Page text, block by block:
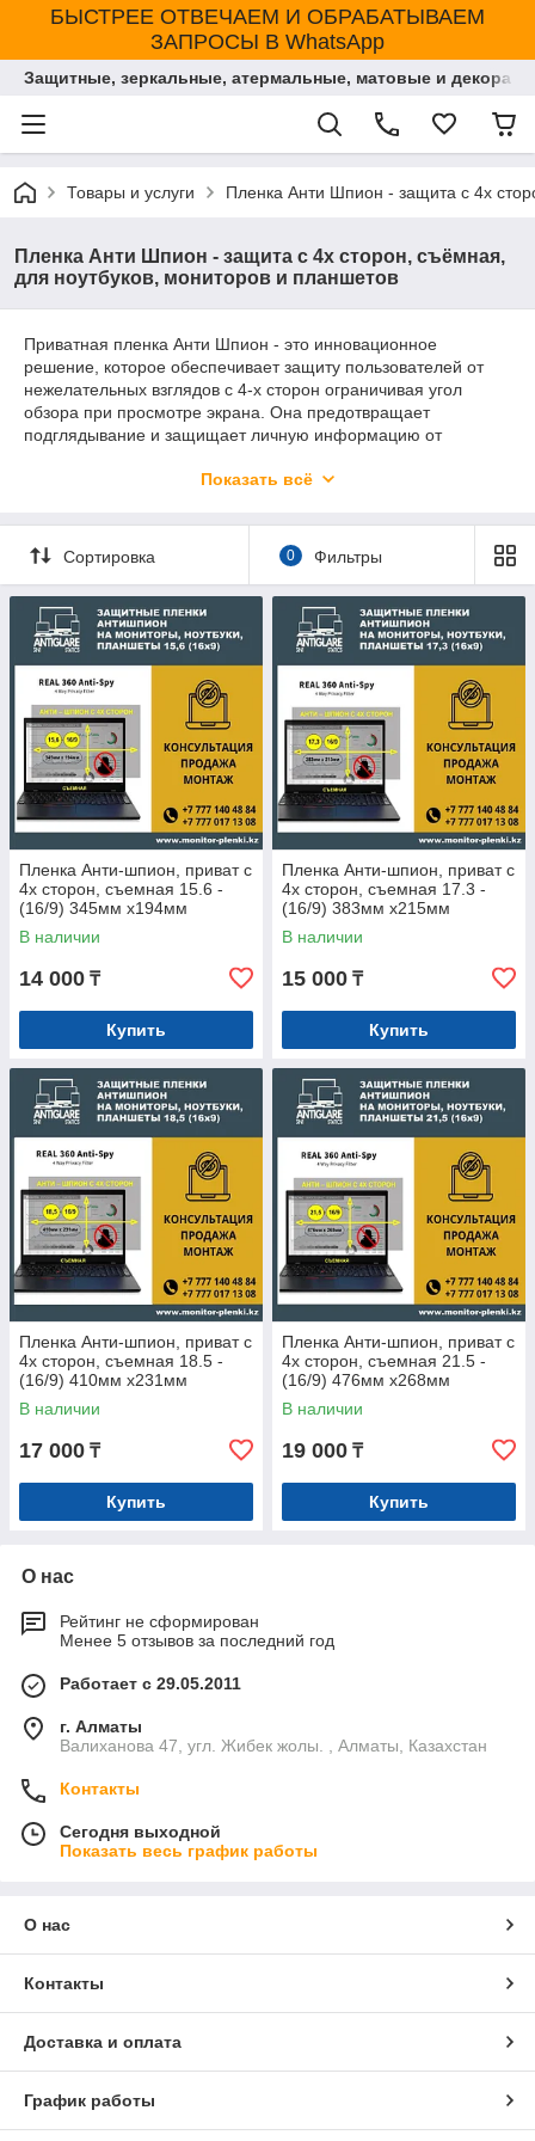
БЫСТРЕЕ ОТВЕЧАЕМ И ОБРАБАТЫВАЕМ
ЗАПРОСЫ В WhatsApp
Защитные, зеркальные, атермальные, матовые и
Товары и услуги Пленка Анти Шпион - защита с 4х
Пленка Анти Шпион - защита с 4х сторон, съёмная,
для ноутбуков, мониторов и планшетов
Приватная пленка Анти Шпион - это инновационное
решение, которое обеспечивает защиту пользователей от
нежелательных взглядов с 4‑х сторон ограничивая угол
обзора при просмотре экрана. Она предотвращает
подглядывание и защищает личную информацию от
отражения, улучшая качество изображения, уменьшая
устройства помогает сохранить конфиденциальность в
любой обстановке, делая использование устройства более
комфортным и безопасным.
Показать всё
Сортировка 0 Фильтры
Пленка Анти-шпион, приват с
4х сторон, съемная 15.6 -
(16/9) 345мм х194мм
В наличии
14 000 ₸
Купить
Пленка Анти-шпион, приват с
4х сторон, съемная 17.3 -
(16/9) 383мм х215мм
В наличии
15 000 ₸
Купить
Пленка Анти-шпион, приват с
4х сторон, съемная 18.5 -
(16/9) 410мм х231мм
В наличии
17 000 ₸
Купить
Пленка Анти-шпион, приват с
4х сторон, съемная 21.5 -
(16/9) 476мм х268мм
В наличии
19 000 ₸
Купить
О нас
Рейтинг не сформирован
Менее 5 отзывов за последний год
Работает с 29.05.2011
г. Алматы
Валиханова 47, угл. Жибек жолы. , Алматы, Казахстан
Контакты
Сегодня выходной
Показать весь график работы
О нас
Контакты
Доставка и оплата
График работы